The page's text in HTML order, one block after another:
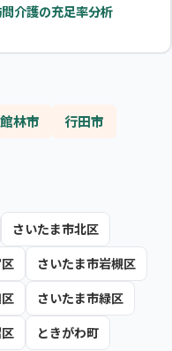
介護の充足率分析
館林市 行田市
さいたま市北区
さいたま市岩槻区
さいたま市緑区
ときがわ町